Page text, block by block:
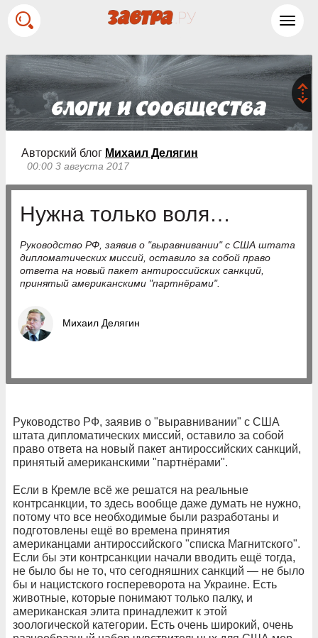
Авторский блог Михаил Делягин
00:00 3 августа 2017
Нужна только воля…
Руководство РФ, заявив о "выравнивании" с США штата
дипломатических миссий, оставило за собой право
ответа на новый пакет антироссийских санкций,
принятый американскими "партнёрами".
Михаил Делягин
Руководство РФ, заявив о "выравнивании" с США
штата дипломатических миссий, оставило за собой
право ответа на новый пакет антироссийских санкций,
принятый американскими "партнёрами".
Если в Кремле всё же решатся на реальные
контрсанкции, то здесь вообще даже думать не нужно,
потому что все необходимые были разработаны и
подготовлены ещё во времена принятия
американцами антироссийского "списка Магнитского".
Если бы эти контрсанкции начали вводить ещё тогда,
не было бы не то, что сегодняшних санкций — не было
бы и нацистского госпереворота на Украине. Есть
животные, которые понимают только палку, и
американская элита принадлежит к этой
зоологической категории. Есть очень широкий, очень